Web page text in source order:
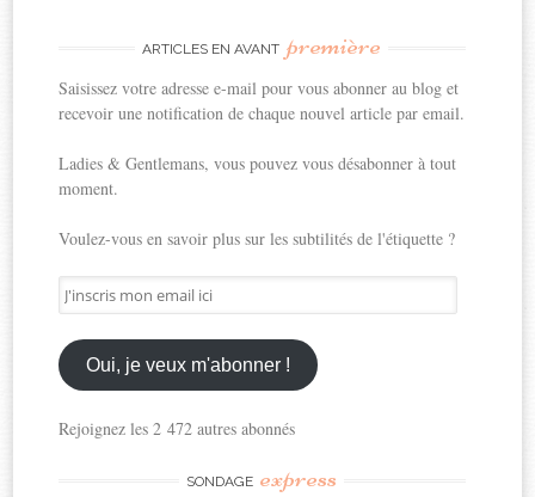
ARTICLES EN AVANT première
Saisissez votre adresse e-mail pour vous abonner au blog et
recevoir une notification de chaque nouvel article par email.
Ladies & Gentlemans, vous pouvez vous désabonner à tout
moment.
Voulez-vous en savoir plus sur les subtilités de l'étiquette ?
J'inscris
mon
email
ici
Oui, je veux m'abonner !
Rejoignez les 2 472 autres abonnés
SONDAGE express